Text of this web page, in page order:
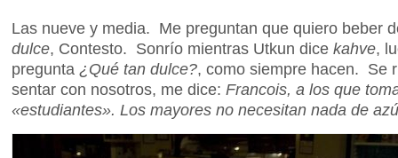
Las nueve y media. Me preguntan que quiero beber
dulce, Contesto. Sonrío mientras Utkun dice kahve,
pregunta ¿Qué tan dulce?, como siempre hacen. Se
sentar con nosotros, me dice: Francois, a los que
«estudiantes». Los mayores no necesitan nada de